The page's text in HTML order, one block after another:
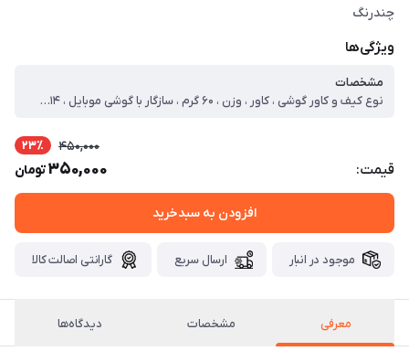
چندرنگ
ویژگی‌ها
مشخصات
نوع کیف و کاور گوشی ، کاور ، وزن ، ۶۰ گرم ، سازگار با گوشی موبایل ، Samsung Galaxy A۱۴ ، ساختار ، مات ، سطح پوشش ، قاب پشتی ، لبه بالایی ، لبه پایینی ، لبه چپ ، لبه راست ، حفاظت از دکمه‌ها
قیمت:
450,000 23٪
350,000تومان
افزودن به سبدخرید
موجود در انبار ارسال سریع گارانتی اصالت کالا
معرفی مشخصات دیدگاه‌ها